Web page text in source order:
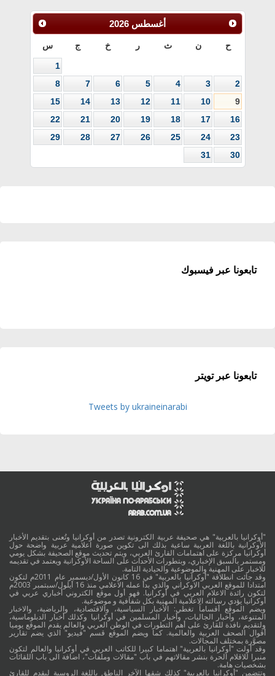
أغسطس 2026
ح ن ث ر خ ج س
1
2
3
4
5
6
7
8
9
10
11
12
13
14
15
16
17
18
19
20
21
22
23
24
25
26
27
28
29
30
31
تابعونا عبر فيسبوك
تابعونا عبر تويتر
Tweets by ukraineinarabi
"أوكرانيا بالعربية" هي صحيفة عربية الكترونية تصدر من أوكرانيا وتُعنى بتقديم الأخبار
الأوكرانية باللغة العربية ساعية بذلك الى تكوين صورة اعلامية عربية واضحة حول
أوكرانيا مركزة على اهتمامات القارئ العربي، ويتم تحديث موقع الصحيفة بشكل يومي
ومستمر بالسبق الإخباري، وبتطورات الأحداث على الساحة الأوكرانية ويعتمد في تقديمه
للاخبار على المهنية والموضوعية والحيادية التامة.
وقد جائت انطلاقة "أوكرانيا بالعربية" في 16 كانون الأول/ديسمبر عام 2011م لتكون
امتدادا للموقع العربي الاوكراني والذي بدأ عمله الاعلامي منذ 16 أيلول/سبتمبر 2003م
لتكون رائدة الاعلام العربي في أوكرانيا. فهو أول موقع الكتروني أخباري عربي في
أوكرانيا يؤدي رسالته الاعلامية المهنية بكل شفافية و موضوعية.
ويضم الموقع أقساماً تغطي: الأخبار السياسية، والاقتصادية، والرياضية، والاخبار
المتنوعة، وأخبار الجاليات، وأخبار المسلمين في أوكرانيا وكذلك أخبار الدبلوماسية،
ولتقديم نافذة للقارئ على أهم التطورات في الوطن العربي والعالم يقدم الموقع يوميا
أقوال الصحف العربية والعالمية. كما ويضم الموقع قسم "فيديو" الذي يضم تقارير
مصوَّرة بمختلف المجالات.
وقد أولت "أوكرانيا بالعربية" اهتماما كبيرا للكاتب العربي في أوكرانيا والعالم لتكون
منبرا للاقلام الحرة بنشر مقالاتهم في باب "مقالات وملفات"، اضافة الى باب اللقائات
بشخصيات هامة.
وتتضمن "أوكرانيا بالعربية" كذلك شقها الآخر الناطق باللغة الروسية ليقدم للقارئ